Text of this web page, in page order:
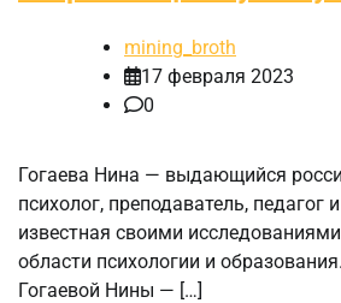
mining_broth
17 февраля 2023
0
Гогаева Нина — выдающийся
психолог, преподаватель, педагог
известная своими
области психологии и
Гогаевой Нины — […]